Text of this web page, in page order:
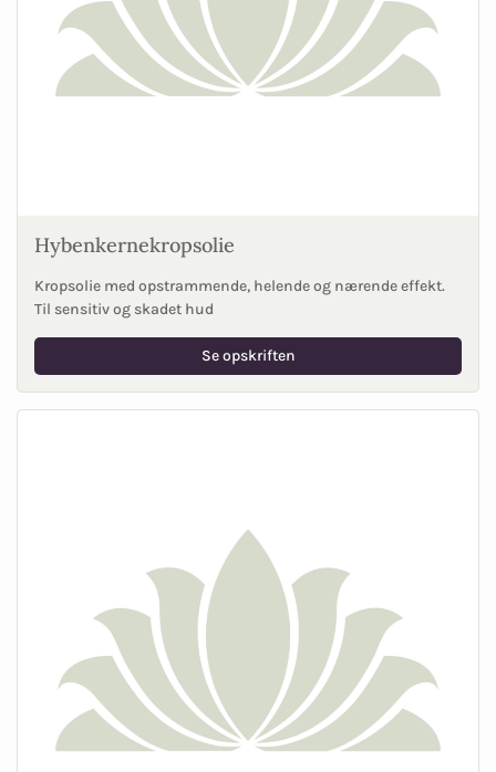
Hybenkernekropsolie
Kropsolie med opstrammende, helende og nærende effekt.
Til sensitiv og skadet hud
Se opskriften